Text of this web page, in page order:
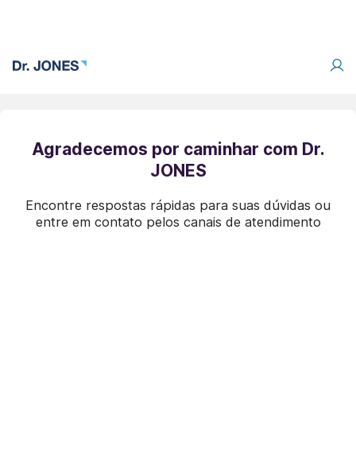
Agradecemos por caminhar com Dr.
JONES
Encontre respostas rápidas para suas dúvidas ou
entre em contato pelos canais de atendimento